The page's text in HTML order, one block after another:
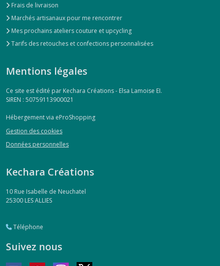
Frais de livraison
Marchés artisanaux pour me rencontrer
Mes prochains ateliers couture et upcycling
Tarifs des retouches et confections personnalisées
Mentions légales
Ce site est édité par Kechara Créations - Elsa Lamoise EI.
SIREN : 50759113900021
Hébergement via eProShopping
Gestion des cookies
Données personnelles
Kechara Créations
10 Rue Isabelle de Neuchatel
25300 LES ALLIES
Téléphone
Suivez nous